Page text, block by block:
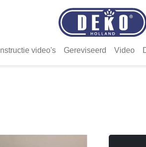
Instructie video's Gereviseerd Video